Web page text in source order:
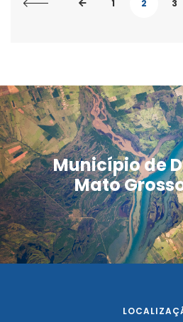
1 2 3
Município de
Mato